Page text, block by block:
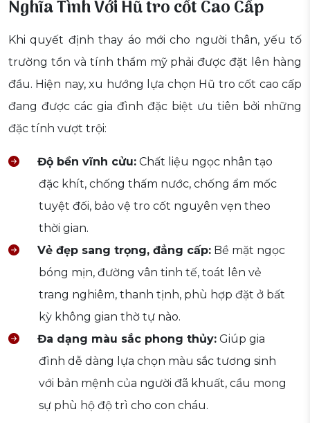
Nghĩa Tình Với Hũ tro cốt Cao Cấp
Khi quyết định thay áo mới cho người thân, yếu tố
trường tồn và tính thẩm mỹ phải được đặt lên hàng
đầu. Hiện nay, xu hướng lựa chọn Hũ tro cốt cao cấp
đang được các gia đình đặc biệt ưu tiên bởi những
đặc tính vượt trội:
Độ bền vĩnh cửu: Chất liệu ngọc nhân tạo
đặc khít, chống thấm nước, chống ẩm mốc
tuyệt đối, bảo vệ tro cốt nguyên vẹn theo
thời gian.
Vẻ đẹp sang trọng, đẳng cấp: Bề mặt ngọc
bóng mịn, đường vân tinh tế, toát lên vẻ
trang nghiêm, thanh tịnh, phù hợp đặt ở bất
kỳ không gian thờ tự nào.
Đa dạng màu sắc phong thủy: Giúp gia
đình dễ dàng lựa chọn màu sắc tương sinh
với bản mệnh của người đã khuất, cầu mong
sự phù hộ độ trì cho con cháu.